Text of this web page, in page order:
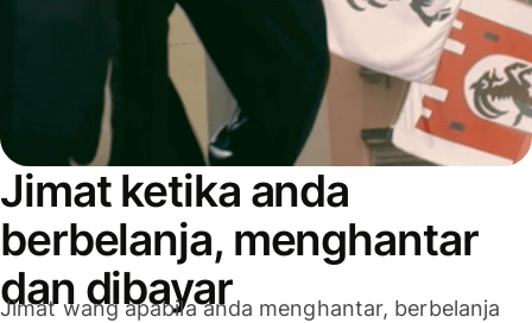
Jimat ketika anda
berbelanja, menghantar
dan dibayar
Jimat wang apabila anda menghantar, berbelanja